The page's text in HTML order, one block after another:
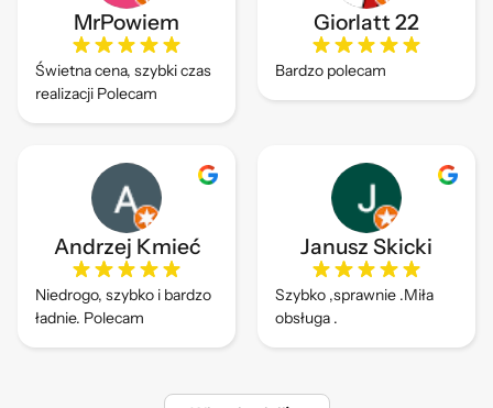
MrPowiem
Świetna cena, szybki czas
realizacji Polecam
Giorlatt 22
Bardzo polecam
Andrzej Kmieć
Niedrogo, szybko i bardzo
ładnie. Polecam
Janusz Skicki
Szybko ,sprawnie .Miła
obsługa .